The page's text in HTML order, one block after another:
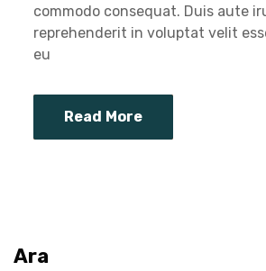
commodo consequat. Duis aute
reprehenderit in voluptat velit
eu
Read More
Ara